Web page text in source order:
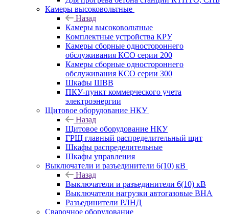
Камеры высоковольтные
Назад
Камеры высоковольтные
Комплектные устройства КРУ
Камеры сборные одностороннего
обслуживания КСО серии 200
Камеры сборные одностороннего
обслуживания КСО серии 300
Шкафы ШВВ
ПКУ-пункт коммерческого учета
электроэнергии
Щитовое оборудование НКУ
Назад
Щитовое оборудование НКУ
ГРЩ главный распределительный щит
Шкафы распределительные
Шкафы управления
Выключатели и разъединители 6(10) кВ
Назад
Выключатели и разъединители 6(10) кВ
Выключатели нагрузки автогазовые ВНА
Разъединители РЛНД
Сварочное оборудование